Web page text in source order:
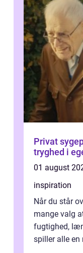
Privat sygepleje omsorg,
tryghed i
01 august
inspiration
Når du står
mange valg
fugtighed,
spiller alle en